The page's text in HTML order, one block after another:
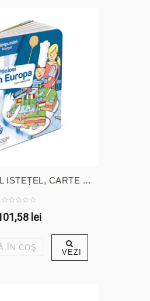
ISTEȚEL, CARTE ...
lei
ÎN COŞ VEZI